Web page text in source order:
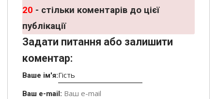
20 - стільки коментарів до цієї
публікації
Задати питання або залишити
коментар:
Ваше ім'я:
Ваш e-mail: